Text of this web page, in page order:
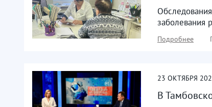
заболевания
Подробнее
23 ОКТЯБРЯ
В